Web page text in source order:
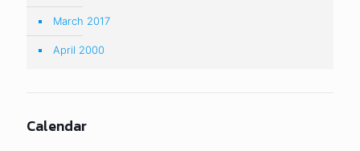
March 2017
April 2000
Calendar